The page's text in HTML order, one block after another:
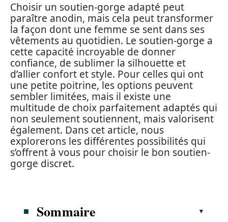
Choisir un soutien-gorge adapté peut
paraître anodin, mais cela peut transformer
la façon dont une femme se sent dans ses
vêtements au quotidien. Le soutien-gorge a
cette capacité incroyable de donner
confiance, de sublimer la silhouette et
d’allier confort et style. Pour celles qui ont
une petite poitrine, les options peuvent
sembler limitées, mais il existe une
multitude de choix parfaitement adaptés qui
non seulement soutiennent, mais valorisent
également. Dans cet article, nous
explorerons les différentes possibilités qui
s’offrent à vous pour choisir le bon soutien-
gorge discret.
Sommaire